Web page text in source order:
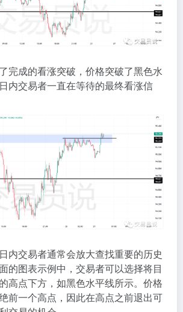
完成的看涨突破，价格突破了黑色水
内交易者一直在等待的最终看涨信
内交易者通常会放大查找重要的历史
的图表示例中，交易者可以选择将目
高点下方，如黑色水平线所示。价格
前一个高点，因此在高点之前退出可